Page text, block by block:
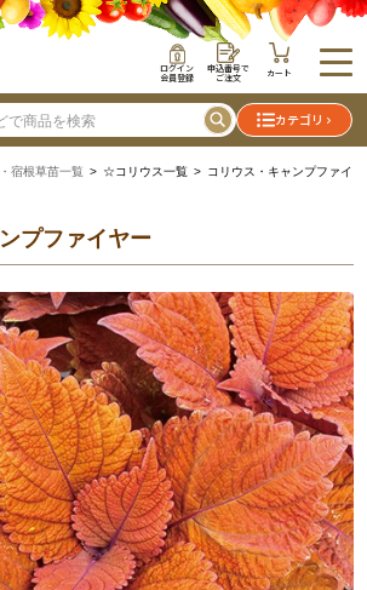
ログイン
会員登録
申込番号で
ご注文 カート
カテゴリ
宿根草苗一覧 > ☆コリウス一覧 > コリウス・キャンプファイ
プファイヤー